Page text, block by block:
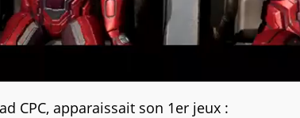
CPC, apparaissait son 1er jeux :